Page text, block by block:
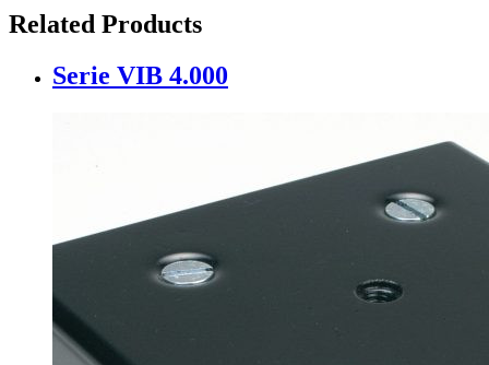
Related Products
Serie VIB 4.000